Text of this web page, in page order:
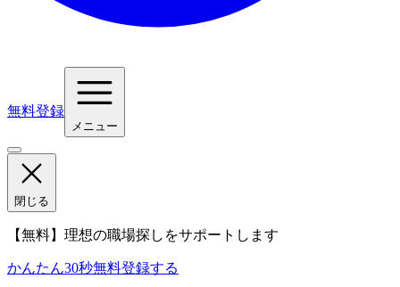
無料登録
メニュー
閉じる
【無料】理想の職場探しをサポートします
かんたん30秒無料登録する